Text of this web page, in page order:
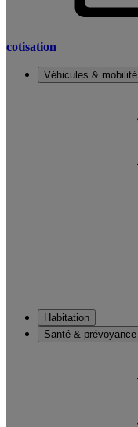
cotisation
Véhicules & mobilité
Habitation
Santé & prévoyance